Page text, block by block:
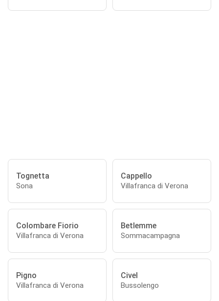
Tognetta
Sona
Cappello
Villafranca di Verona
Colombare Fiorio
Villafranca di Verona
Betlemme
Sommacampagna
Pigno
Villafranca di Verona
Civel
Bussolengo